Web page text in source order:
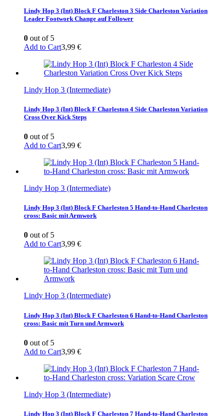
Lindy Hop 3 (Int) Block F Charleston 3 Side Charleston Variation
Leader Footwork Change auf Follower
0 out of 5
Add to Cart3,99 €
Lindy Hop 3 (Intermediate)
Lindy Hop 3 (Int) Block F Charleston 4 Side Charleston Variation
Cross Over Kick Steps
0 out of 5
Add to Cart3,99 €
Lindy Hop 3 (Intermediate)
Lindy Hop 3 (Int) Block F Charleston 5 Hand-to-Hand Charleston
cross: Basic mit Armwork
0 out of 5
Add to Cart3,99 €
Lindy Hop 3 (Intermediate)
Lindy Hop 3 (Int) Block F Charleston 6 Hand-to-Hand Charleston
cross: Basic mit Turn und Armwork
0 out of 5
Add to Cart3,99 €
Lindy Hop 3 (Intermediate)
Lindy Hop 3 (Int) Block F Charleston 7 Hand-to-Hand Charleston